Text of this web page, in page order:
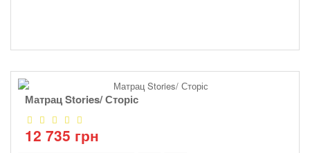
Матрац Stories/ Сторіс
12 735 грн